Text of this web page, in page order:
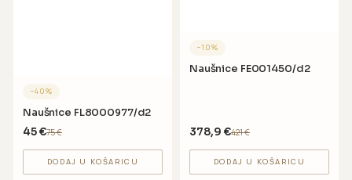
−40%
Naušnice FL8000977/d2
45€75€
DODAJ U KOŠARICU
−10%
Naušnice FE001450/d2
378,9 €421€
DODAJ U KOŠARICU